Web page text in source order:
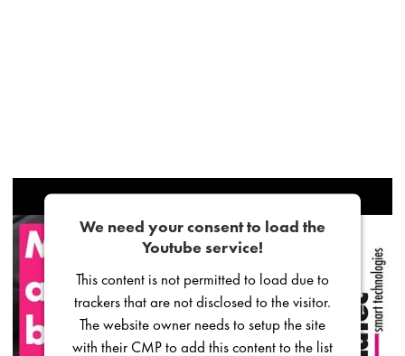
We need your consent to load the
Youtube service!
This content is not permitted to load due to
trackers that are not disclosed to the visitor.
The website owner needs to setup the site
with their CMP to add this content to the list